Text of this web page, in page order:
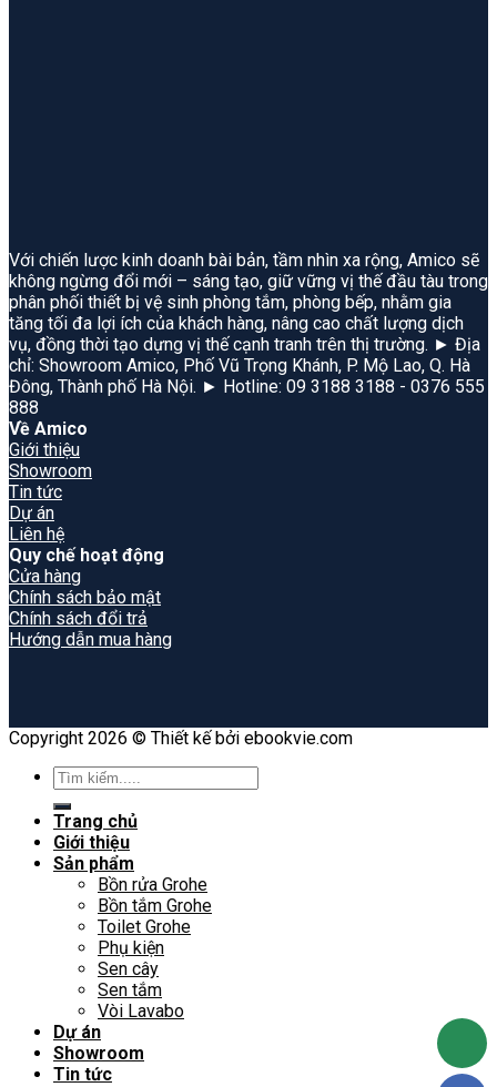
Với chiến lược kinh doanh bài bản, tầm nhìn xa rộng, Amico sẽ
không ngừng đổi mới – sáng tạo, giữ vững vị thế đầu tàu trong
phân phối thiết bị vệ sinh phòng tắm, phòng bếp, nhằm gia
tăng tối đa lợi ích của khách hàng, nâng cao chất lượng dịch
vụ, đồng thời tạo dựng vị thế cạnh tranh trên thị trường. ► Địa
chỉ: Showroom Amico, Phố Vũ Trọng Khánh, P. Mộ Lao, Q. Hà
Đông, Thành phố Hà Nội. ► Hotline: 09 3188 3188 - 0376 555
888
Về Amico
Giới thiệu
Showroom
Tin tức
Dự án
Liên hệ
Quy chế hoạt động
Cửa hàng
Chính sách bảo mật
Chính sách đổi trả
Hướng dẫn mua hàng
Copyright 2026 © Thiết kế bởi ebookvie.com
Search
for:
Trang chủ
Giới thiệu
Sản phẩm
Bồn rửa Grohe
Bồn tắm Grohe
Toilet Grohe
Phụ kiện
Sen cây
Sen tắm
Vòi Lavabo
Dự án
Showroom
Tin tức